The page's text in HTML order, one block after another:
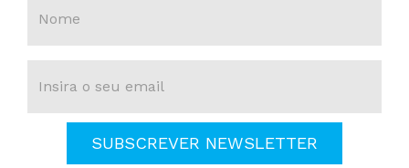
SUBSCREVER NEWSLETTER